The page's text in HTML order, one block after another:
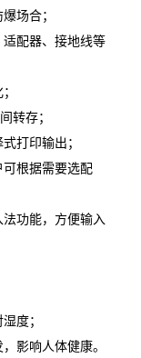
场合；
配器、接地线等
转存；
打印输出；
根据需要选配
功能，方便输入
度；
影响人体健康。